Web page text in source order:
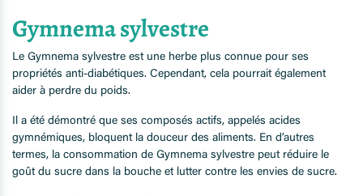
Gymnema sylvestre
Le Gymnema sylvestre est une herbe plus connue pour ses
propriétés anti-diabétiques. Cependant, cela pourrait également
aider à perdre du poids.
Il a été démontré que ses composés actifs, appelés acides
gymnémiques, bloquent la douceur des aliments. En d’autres
termes, la consommation de Gymnema sylvestre peut réduire le
goût du sucre dans la bouche et lutter contre les envies de sucre.